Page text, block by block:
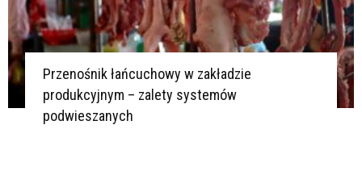
Przenośnik łańcuchowy w zakładzie
produkcyjnym – zalety systemów
podwieszanych